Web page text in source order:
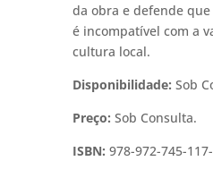
da obra e defende
é incompatível com a
cultura local.
Disponibilidade: Sob
Preço: Sob Consulta.
ISBN: 978-972-745-